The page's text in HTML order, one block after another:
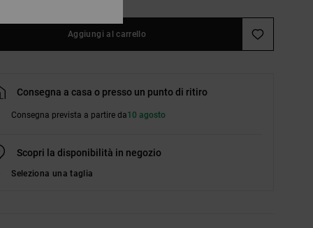
Aggiungi al carrello
Consegna a casa o presso un punto di ritiro
Consegna prevista a partire da10 agosto
Scopri la disponibilità in negozio
Seleziona una taglia